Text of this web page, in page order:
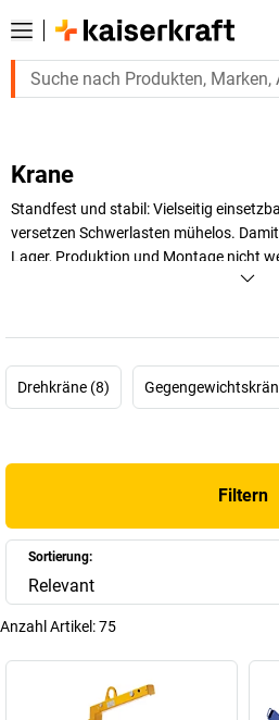
Krane
Standfest und stabil: Vielseitig
versetzen Schwerlasten mühelos.
Lager, Produktion und Montage nicht
mobile
+Mehr anzeigen
Drehkräne (8)
Filtern
Sortierung:
Relevant
Anzahl Artikel:75